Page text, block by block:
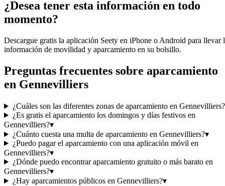
¿Desea tener esta información en todo
momento?
Descargue gratis la aplicación Seety en iPhone o Android para llevar
información de movilidad y aparcamiento en su bolsillo.
Preguntas frecuentes sobre aparcamiento
en Gennevilliers
¿Cuáles son las diferentes zonas de aparcamiento en Gennevilliers?
¿Es gratis el aparcamiento los domingos y días festivos en
Gennevilliers?▾
¿Cuánto cuesta una multa de aparcamiento en Gennevilliers?▾
¿Puedo pagar el aparcamiento con una aplicación móvil en
Gennevilliers?▾
¿Dónde puedo encontrar aparcamiento gratuito o más barato en
Gennevilliers?▾
¿Hay aparcamientos públicos en Gennevilliers?▾